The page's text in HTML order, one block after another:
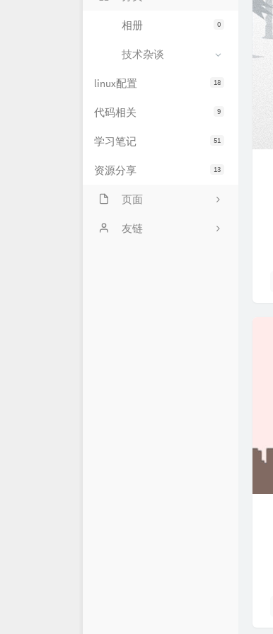
0
相册
技术杂谈
18
linux配置
9
代码相关
51
学习笔记
13
资源分享
页面
网站状态
友链